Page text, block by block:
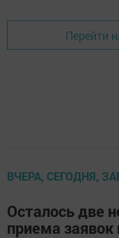
Перейти
ВЧЕРА, СЕГОДНЯ,
Осталось две
приема заявок